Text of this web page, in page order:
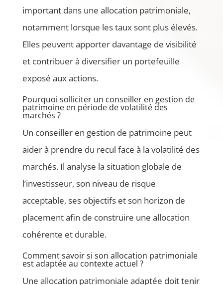
important dans une allocation patrimoniale,
notamment lorsque les taux sont plus élevés.
Elles peuvent apporter davantage de visibilité
et contribuer à diversifier un portefeuille
exposé aux actions.
Pourquoi solliciter un conseiller en gestion de
patrimoine en période de volatilité des
marchés ?
Un conseiller en gestion de patrimoine peut
aider à prendre du recul face à la volatilité des
marchés. Il analyse la situation globale de
l’investisseur, son niveau de risque
acceptable, ses objectifs et son horizon de
placement afin de construire une allocation
cohérente et durable.
Comment savoir si son allocation patrimoniale
est adaptée au contexte actuel ?
Une allocation patrimoniale adaptée doit tenir